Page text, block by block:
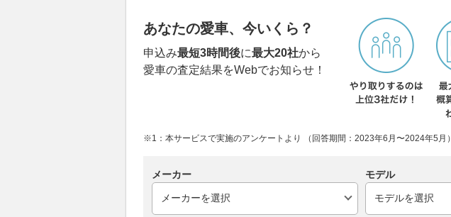
あなたの愛車、今いくら？
申込み最短3時間後に最大20社から
愛車の査定結果をWebでお知らせ！
※1：本サービスで実施のアンケートより （回答期間：2023年6月〜2024年5月）
メーカー モデル